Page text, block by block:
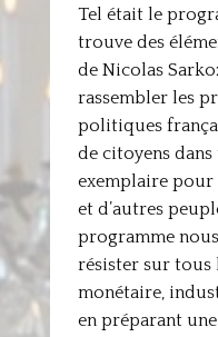
Tel était le
trouve des
de Nicolas
rassembler les
politiques
de citoyens
exemplaire pour
et d’autres
programme
résister sur tous
monétaire,
en préparant